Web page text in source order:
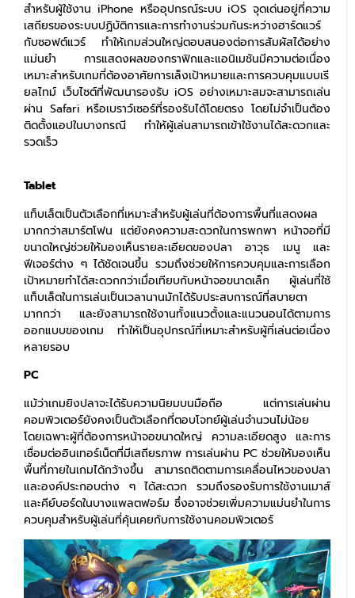
สำหรับผู้ใช้งาน iPhone หรืออุปกรณ์ระบบ iOS จุดเด่นอยู่ที่ความ
เสถียรของระบบปฏิบัติการและการทำงานร่วมกันระหว่างฮาร์ดแวร์
กับซอฟต์แวร์ ทำให้เกมส่วนใหญ่ตอบสนองต่อการสัมผัสได้อย่าง
แม่นยำ การแสดงผลของกราฟิกและแอนิเมชันมีความต่อเนื่อง
เหมาะสำหรับเกมที่ต้องอาศัยการเล็งเป้าหมายและการควบคุมแบบเรี
ยลไทม์ เว็บไซต์ที่พัฒนารองรับ iOS อย่างเหมาะสมจะสามารถเล่น
ผ่าน Safari หรือเบราว์เซอร์ที่รองรับได้โดยตรง โดยไม่จำเป็นต้อง
ติดตั้งแอปในบางกรณี ทำให้ผู้เล่นสามารถเข้าใช้งานได้สะดวกและ
รวดเร็ว
Tablet
แท็บเล็ตเป็นตัวเลือกที่เหมาะสำหรับผู้เล่นที่ต้องการพื้นที่แสดงผล
มากกว่าสมาร์ตโฟน แต่ยังคงความสะดวกในการพกพา หน้าจอที่มี
ขนาดใหญ่ช่วยให้มองเห็นรายละเอียดของปลา อาวุธ เมนู และ
ฟีเจอร์ต่าง ๆ ได้ชัดเจนขึ้น รวมถึงช่วยให้การควบคุมและการเลือก
เป้าหมายทำได้สะดวกกว่าเมื่อเทียบกับหน้าจอขนาดเล็ก ผู้เล่นที่ใช้
แท็บเล็ตในการเล่นเป็นเวลานานมักได้รับประสบการณ์ที่สบายตา
มากกว่า และยังสามารถใช้งานทั้งแนวตั้งและแนวนอนได้ตามการ
ออกแบบของเกม ทำให้เป็นอุปกรณ์ที่เหมาะสำหรับผู้ที่เล่นต่อเนื่อง
หลายรอบ
PC
แม้ว่าเกมยิงปลาจะได้รับความนิยมบนมือถือ แต่การเล่นผ่าน
คอมพิวเตอร์ยังคงเป็นตัวเลือกที่ตอบโจทย์ผู้เล่นจำนวนไม่น้อย
โดยเฉพาะผู้ที่ต้องการหน้าจอขนาดใหญ่ ความละเอียดสูง และการ
เชื่อมต่ออินเทอร์เน็ตที่มีเสถียรภาพ การเล่นผ่าน PC ช่วยให้มองเห็น
พื้นที่ภายในเกมได้กว้างขึ้น สามารถติดตามการเคลื่อนไหวของปลา
และองค์ประกอบต่าง ๆ ได้สะดวก รวมถึงรองรับการใช้งานเมาส์
และคีย์บอร์ดในบางแพลตฟอร์ม ซึ่งอาจช่วยเพิ่มความแม่นยำในการ
ควบคุมสำหรับผู้เล่นที่คุ้นเคยกับการใช้งานคอมพิวเตอร์